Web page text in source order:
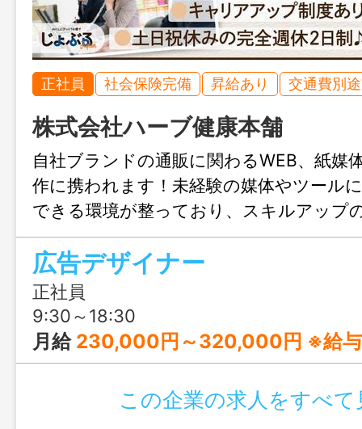
正社員 社会保険完備 昇給あり 交通費別
株式会社ハーブ健康本舗
自社ブランドの通販に関わるWEB、紙媒
作に携われます！未経験の媒体やツール
できる環境が整っており、スキルアップ
載。あなたのデザイン力を広げる絶好の
広告デザイナー
正社員
9:30～18:30
月給 230,000円～320,000円 ※給与の設定について ご本人のスキルやご経験を加味して記載の範囲内で検討いたします。 親和性の高い
この企業の求人をすべて